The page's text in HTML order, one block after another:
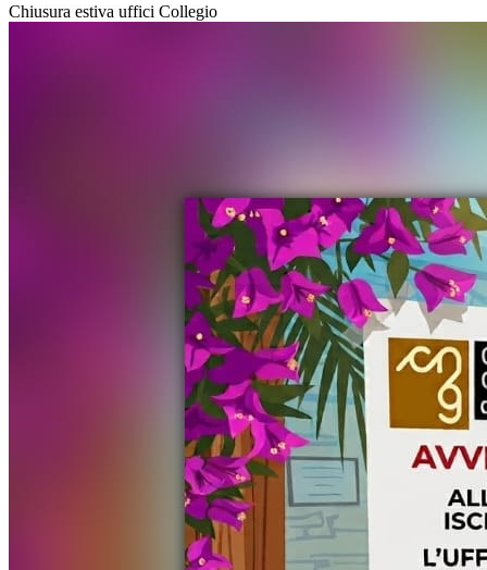
Chiusura estiva uffici Collegio